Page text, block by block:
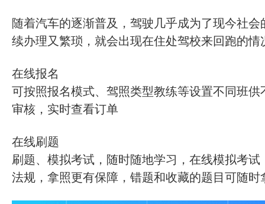
随着汽车的逐渐普及，驾驶几乎成为了现今社
续办理又繁琐，就会出现在住处驾校来回跑的
在线报名
可按照报名模式、驾照类型教练等设置不同班
审核，实时查看订单
在线刷题
刷题、模拟考试，随时随地学习，在线模拟考
法规，拿照更有保障，错题和收藏的题目可随